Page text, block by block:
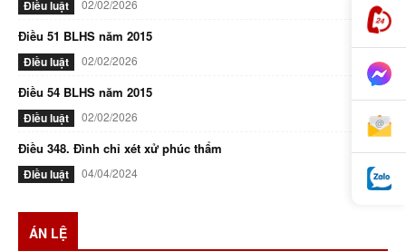
Điều luật 02/02/2026
Điều 51 BLHS năm 2015
Điều luật 02/02/2026
Điều 54 BLHS năm 2015
Điều luật 02/02/2026
Điều 348. Đình chỉ xét xử phúc thẩm
Điều luật 04/04/2024
ÁN LỆ